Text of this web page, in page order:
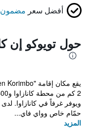
أفضل سعر مضمون
حول تويوكو إن
حمّام خاص وواي فاي...
المزيد